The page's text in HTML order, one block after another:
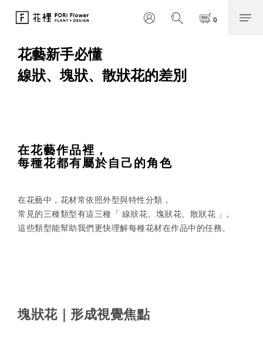
花藝新手必懂
線狀、塊狀、散狀花的差別
在花藝作品裡，
每種花都有屬於自己的角色
在花藝中，花材常依照外型與特性分類，
常見的三種類型有這三種「 線狀花、塊狀花、散狀花 」。
這些類型能幫助我們更快理解每種花材在作品中的任務。
塊狀花｜形成視覺焦點